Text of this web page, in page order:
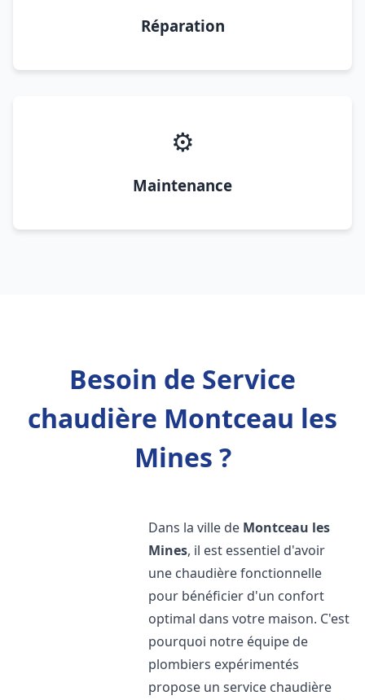
Réparation
⚙️
Maintenance
Besoin de Service
chaudière Montceau les
Mines ?
Dans la ville de Montceau les
Mines, il est essentiel d'avoir
une chaudière fonctionnelle
pour bénéficier d'un confort
optimal dans votre maison. C'est
pourquoi notre équipe de
plombiers expérimentés
propose un service chaudière